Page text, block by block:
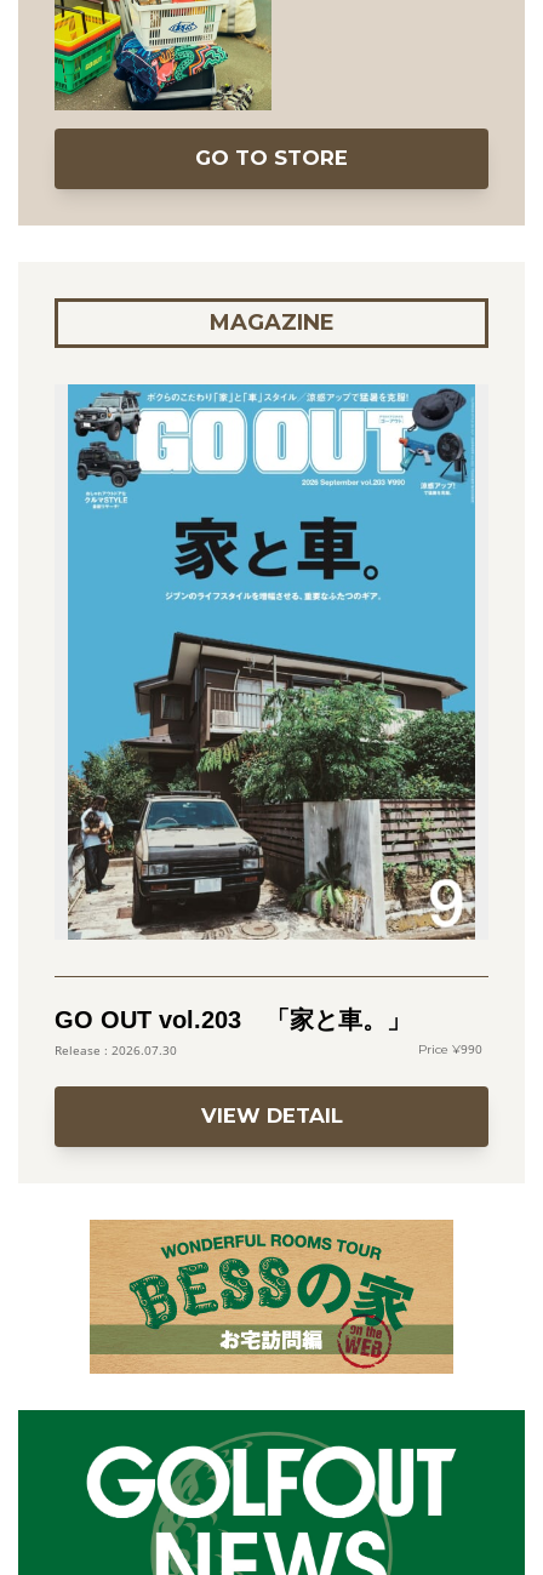
GO TO STORE
MAGAZINE
GO OUT vol.203 「家と車。」
2026.07.30 990
VIEW DETAIL